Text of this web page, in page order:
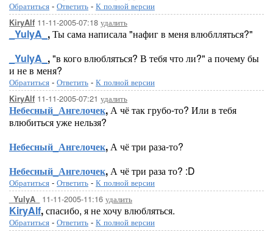
Обратиться - Ответить - К полной версии
KiryAlf 11-11-2005-07:18 удалить
_YulyA_ ,Ты сама написала "нафиг в меня влюблляться?"
_YulyA_ ,"в кого влюбляться? В тебя что ли?" а почему бы
и не в меня?
Обратиться - Ответить - К полной версии
KiryAlf 11-11-2005-07:21 удалить
Небесный_Ангелочек,А чё так грубо-то? Или в тебя
влюбиться уже нельзя?
Небесный_Ангелочек,А чё три раза-то?
Небесный_Ангелочек,А чё три раза то? :D
Обратиться - Ответить - К полной версии
_YulyA_ 11-11-2005-11:16 удалить
KiryAlf,спасибо, я не хочу влюбляться.
Обратиться - Ответить - К полной версии